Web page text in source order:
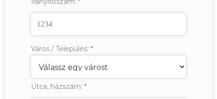
Város / Település: *
Utca, házszám: *